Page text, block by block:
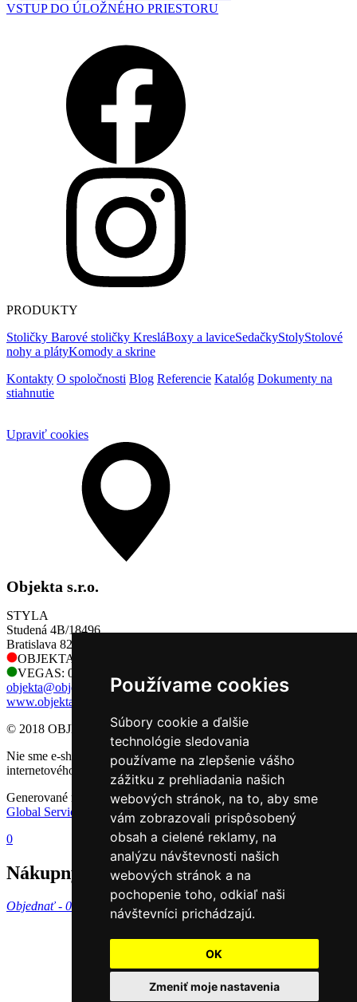
Používame cookies
Súbory cookie a ďalšie
technológie sledovania
používame na zlepšenie vášho
zážitku z prehliadania našich
webových stránok, na to, aby sme
vám zobrazovali prispôsobený
obsah a cielené reklamy, na
analýzu návštevnosti našich
webových stránok a na
pochopenie toho, odkiaľ naši
návštevníci prichádzajú.
OK
Zmeniť moje nastavenia
VSTUP DO ÚLOŽNÉHO PRIESTORU
PRODUKTY
Stoličky Barové stoličky KresláBoxy a laviceSedačkyStolyStolové
nohy a plátyKomody a skrine
Kontakty O spoločnosti Blog Referencie Katalóg Dokumenty na
stiahnutie
Upraviť cookies
Objekta s.r.o.
STYLA
Studená 4B/18496
Bratislava 821 04
OBJEKTA: 0905 730 128
VEGAS: 0905 730 128
objekta@objekta.sk
www.objekta.sk
© 2018 OBJEKTA, s.r.o.
Nie sme e-shop, preto sa na nás nevzťahujú príslušné pravidlá
internetového obchodu.
Generované redakčným CMS systémom GlobalWeb spoločnosti
Global Services Slovakia s.r.o.
0
Nákupný košík
Objednať - 0 €